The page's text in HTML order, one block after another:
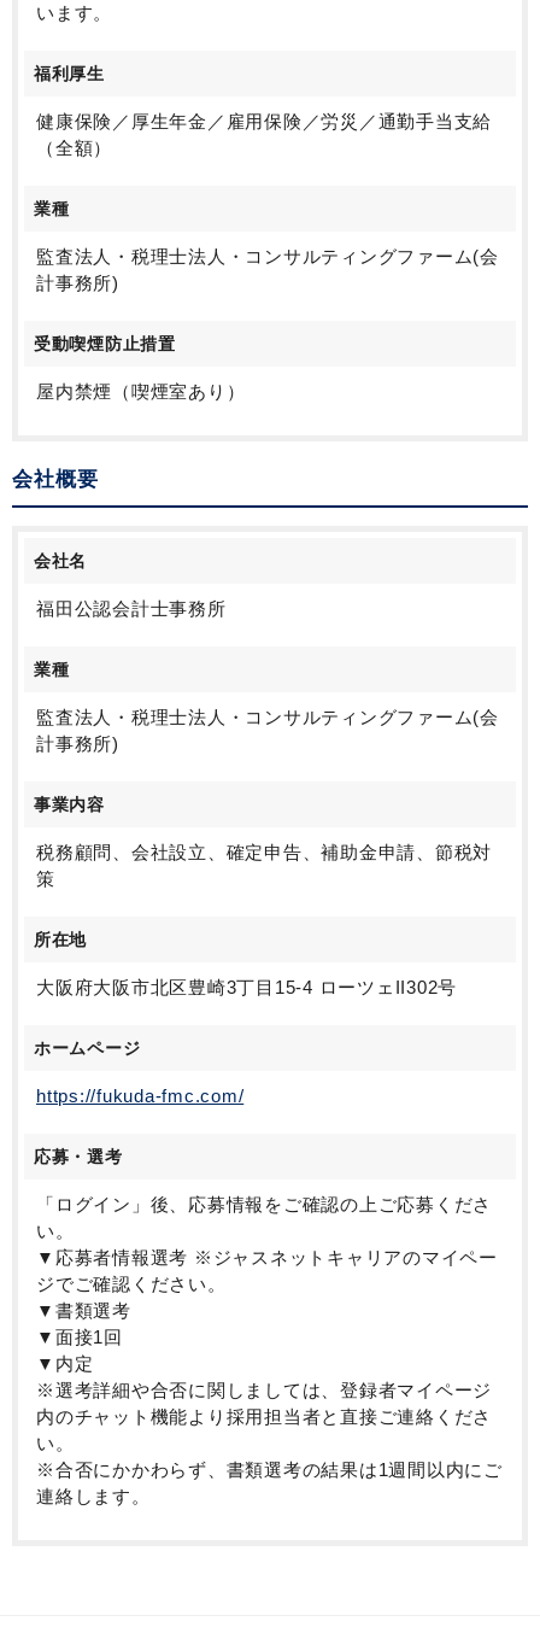
います。
福利厚生
健康保険／厚生年金／雇用保険／労災／通勤手当支給
（全額）
業種
監査法人・税理士法人・コンサルティングファーム(会
計事務所)
受動喫煙防止措置
屋内禁煙（喫煙室あり）
会社概要
会社名
福田公認会計士事務所
業種
監査法人・税理士法人・コンサルティングファーム(会
計事務所)
事業内容
税務顧問、会社設立、確定申告、補助金申請、節税対
策
所在地
大阪府大阪市北区豊崎3丁目15-4 ローツェII302号
ホームページ
https://fukuda-fmc.com/
応募・選考
「ログイン」後、応募情報をご確認の上ご応募くださ
い。
▼応募者情報選考 ※ジャスネットキャリアのマイペー
ジでご確認ください。
▼書類選考
▼面接1回
▼内定
※選考詳細や合否に関しましては、登録者マイページ
内のチャット機能より採用担当者と直接ご連絡くださ
い。
※合否にかかわらず、書類選考の結果は1週間以内にご
連絡します。